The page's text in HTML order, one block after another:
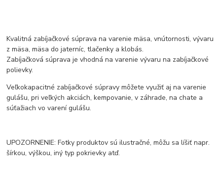
Kvalitná zabíjačkové súprava na varenie mäsa, vnútornosti, vývaru
z mäsa, mäsa do jaterníc, tlačenky a klobás.
Zabíjačková súprava je vhodná na varenie vývaru na zabíjačkové
polievky.
Veľkokapacitné zabíjačkové súpravy môžete využiť aj na varenie
gulášu, pri veľkých akciách, kempovanie, v záhrade, na chate a
súťažiach vo varení gulášu.
UPOZORNENIE: Fotky produktov sú ilustračné, môžu sa líšiť napr.
šírkou, výškou, iný typ pokrievky atď.